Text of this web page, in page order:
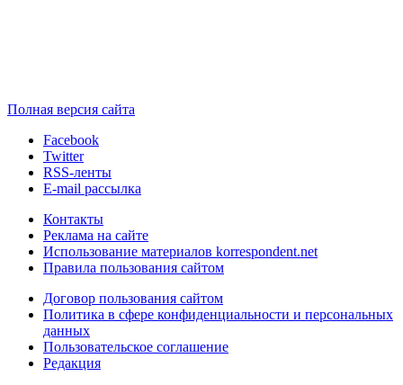
Полная версия сайта
Facebook
Twitter
RSS-ленты
E-mail рассылка
Контакты
Реклама на сайте
Использование материалов korrespondent.net
Правила пользования сайтом
Договор пользования сайтом
Политика в сфере конфиденциальности и персональных
данных
Пользовательское соглашение
Редакция